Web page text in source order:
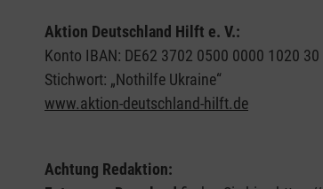
Aktion Deutschland Hilft e. V.:
Konto IBAN: DE62 3702 0500 0000 1020 30
Stichwort: „Nothilfe Ukraine“
www.aktion-deutschland-hilft.de
Achtung Redaktion: